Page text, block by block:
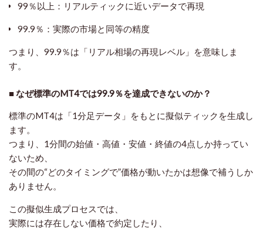
99％以上：リアルティックに近いデータで再現
99.9％：実際の市場と同等の精度
つまり、99.9％は「リアル相場の再現レベル」を意味しま
す。
■ なぜ標準のMT4では99.9％を達成できないのか？
標準のMT4は「1分足データ」をもとに擬似ティックを生成し
ます。
つまり、1分間の始値・高値・安値・終値の4点しか持ってい
ないため、
その間の“どのタイミングで”価格が動いたかは想像で補うしか
ありません。
この擬似生成プロセスでは、
実際には存在しない価格で約定したり、